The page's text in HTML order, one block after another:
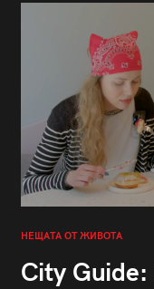
НЕЩАТА ОТ ЖИВОТА
City